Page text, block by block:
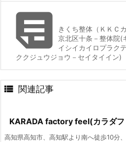
きくち整体（ＫＫＣ
京北区十条－整体院(
イシイカイロプラク
ククジュウジョウ－セイタイイン)
 関連記事
KARADA factory feel(カラダフ
高知県高知市、高知駅より南へ徒歩10分